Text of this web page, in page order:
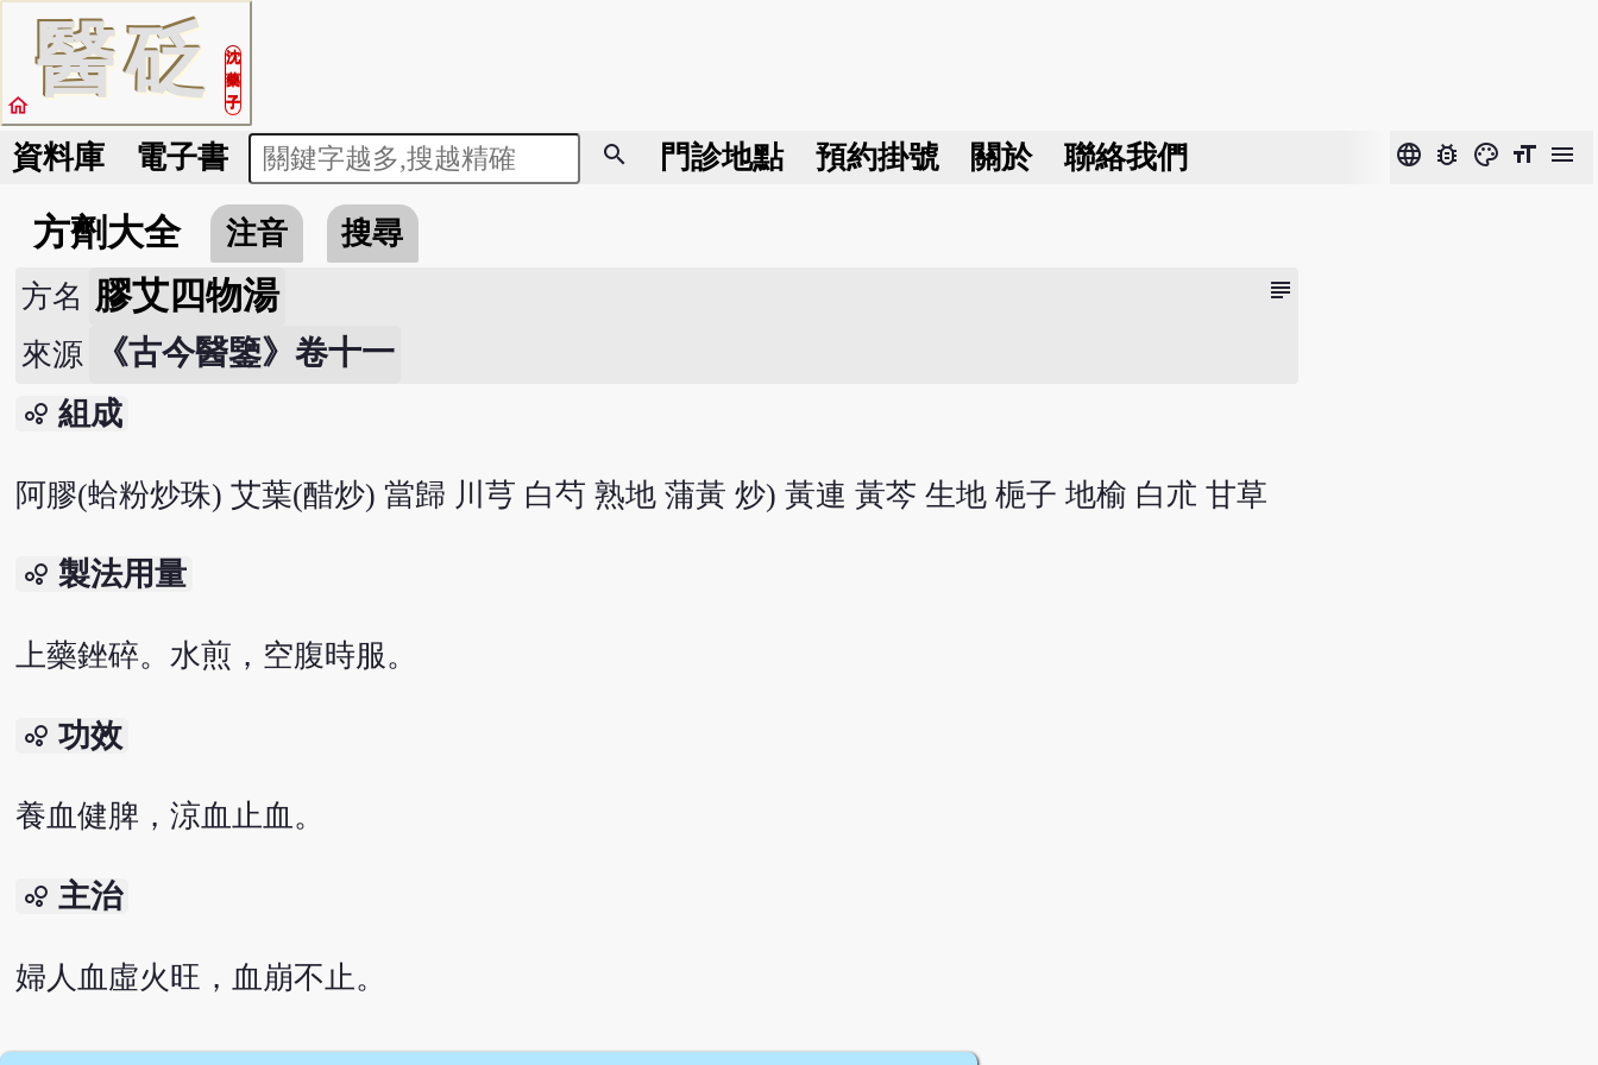
醫砭
沈
藥
子
home
資料庫 電子書 search 門診地點 預約掛號 關於 聯絡我們 language bug_report color_lens format_size menu
方劑大全 注音 搜尋
subject
方名 膠艾四物湯
來源 《古今醫鑒》卷十一
bubble_chart 組成
阿膠(蛤粉炒珠) 艾葉(醋炒) 當歸 川芎 白芍 熟地 蒲黃 炒) 黃連 黃芩 生地 梔子 地榆 白朮 甘草
bubble_chart 製法用量
上藥銼碎。水煎，空腹時服。
bubble_chart 功效
養血健脾，涼血止血。
bubble_chart 主治
婦人血虛火旺，血崩不止。